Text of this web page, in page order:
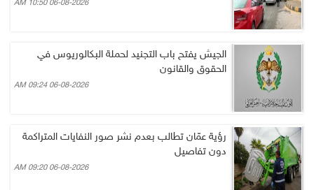
06-08-2026 10:50 AM
الجيش يفتح باب التجنيد لحملة البكالوريوس في
الحقوق والقانون
06-08-2026 09:24 AM
رؤية عمّان تطالب بعدم نشر صور النفايات المتراكمة
دون تفاصيل
06-08-2026 09:20 AM